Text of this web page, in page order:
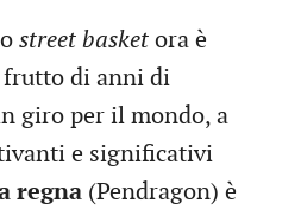
street basket ora è
di anni di
giro per il mondo, a
e significativi
regna (Pendragon) è